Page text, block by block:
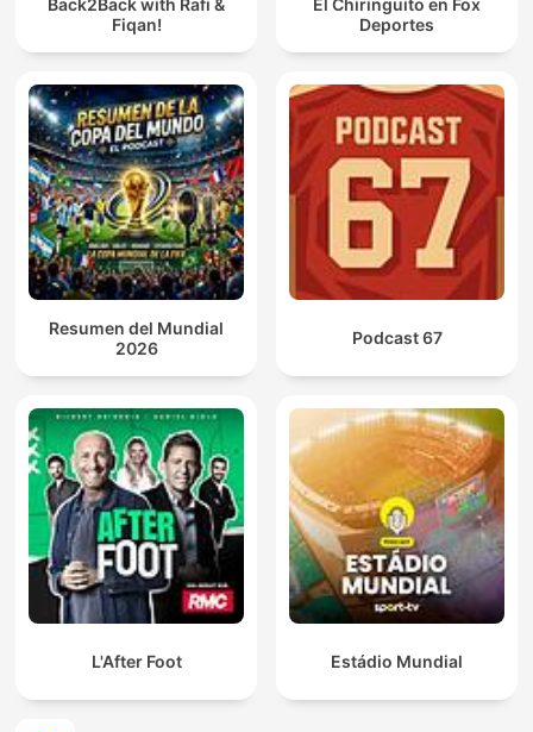
Fiqan!
Deportes
Resumen del Mundial
2026
Podcast 67
L'After Foot Estádio Mundial